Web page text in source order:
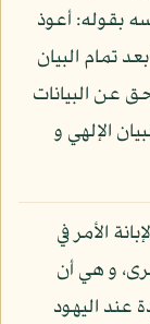
بقوله: أعوذ
تمام البيان
عن البيانات
الإلهي و
الأمر في
و هي أن
عند اليهود